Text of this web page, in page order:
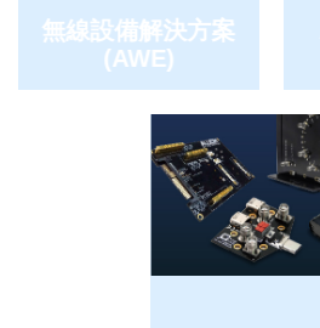
無線設備解決方案
(AWE)